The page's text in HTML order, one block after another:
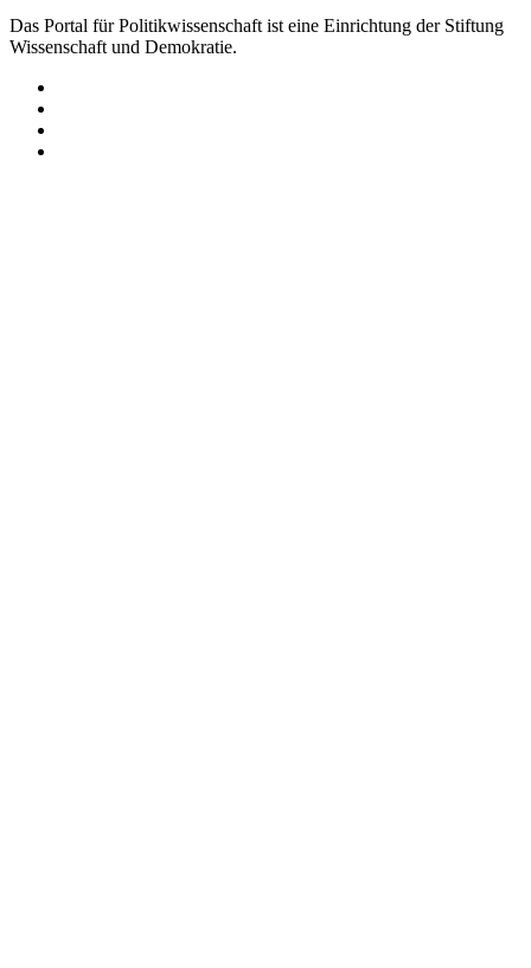
Das Portal für Politikwissenschaft ist eine Einrichtung der Stiftung
Wissenschaft und Demokratie.